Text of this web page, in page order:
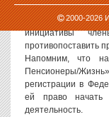
2000-2026
«Справедливая
инициативы
противопоставить
Напомним, что
Пенсионеры/
регистрации в
ей право начать
деятельность.